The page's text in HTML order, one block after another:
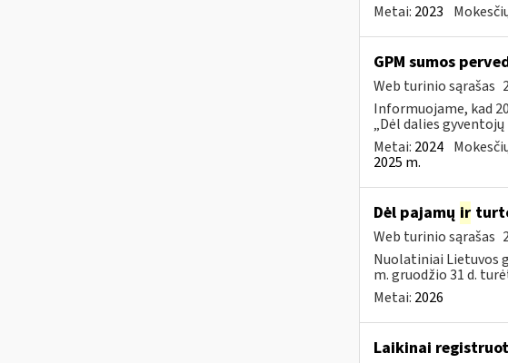
Metai: 2023
GPM sumos
Web turinio sąrašas
Informuojame, kad
„Dėl dalies
Metai: 2024
2025 m.
Dėl pajamų ir
Web turinio sąrašas
Nuolatiniai Lietuvos
m. gruodžio 31 d.
Metai: 2026
Laikinai